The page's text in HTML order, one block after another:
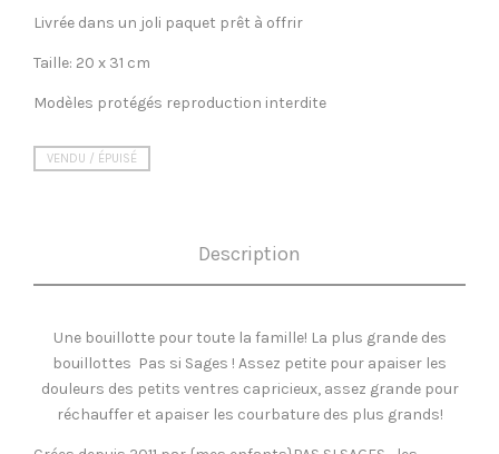
Livrée dans un joli paquet prêt à offrir
Taille: 20 x 31 cm
Modèles protégés reproduction interdite
VENDU / ÉPUISÉ
Description
Une bouillotte pour toute la famille! La plus grande des
bouillottes Pas si Sages ! Assez petite pour apaiser les
douleurs des petits ventres capricieux, assez grande pour
réchauffer et apaiser les courbature des plus grands!